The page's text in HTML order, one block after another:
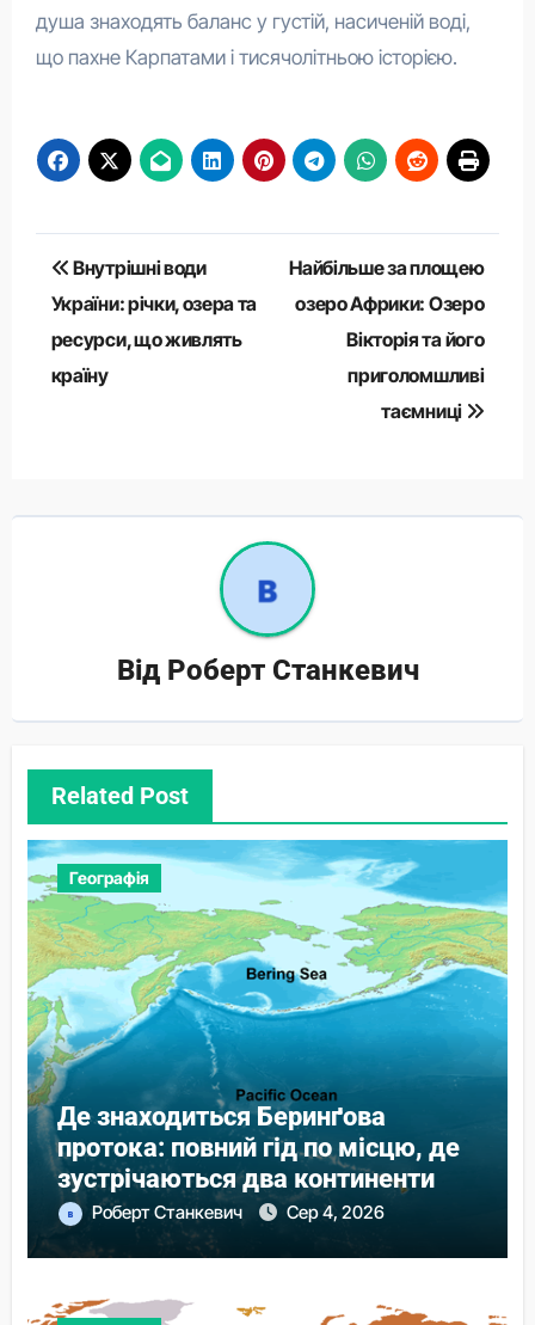
душа знаходять баланс у густій, насиченій воді,
що пахне Карпатами і тисячолітньою історією.
Навігація
записів
Внутрішні води
України: річки, озера та
ресурси, що живлять
країну
Найбільше за площею
озеро Африки: Озеро
Вікторія та його
приголомшливі
таємниці
Від Роберт Станкевич
Related Post
Географія
Де знаходиться Беринґова
протока: повний гід по місцю, де
зустрічаються два континенти
Роберт Станкевич Сер 4, 2026